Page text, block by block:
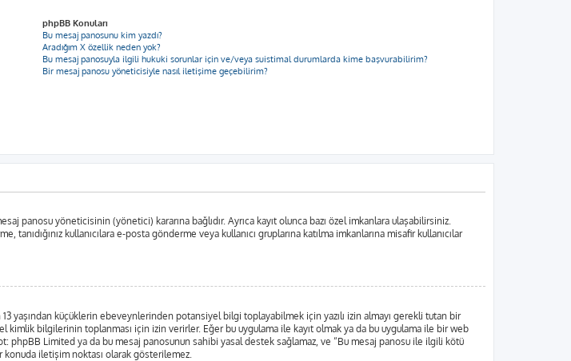
phpBB Konuları
Bu mesaj panosunu kim yazdı?
Aradığım X özellik neden yok?
Bu mesaj panosuyla ilgili hukuki sorunlar için ve/veya suistimal durumlarda kime başvurabilirim?
Bir mesaj panosu yöneticisiyle nasıl iletişime geçebilirim?
panosu yöneticisinin (yönetici) kararına bağlıdır. Ayrıca kayıt olunca bazı özel imkanlara ulaşabilirsiniz.
kullanıcılara e-posta gönderme veya kullanıcı gruplarına katılma imkanlarına misafir kullanıcılar
küçüklerin ebeveynlerinden potansiyel bilgi toplayabilmek için yazılı izin almayı gerekli tutan bir
bilgilerinin toplanması için izin verirler. Eğer bu uygulama ile kayıt olmak ya da bu uygulama ile bir web
Limited ya da bu mesaj panosunun sahibi yasal destek sağlamaz, ve “Bu mesaj panosu ile ilgili kötü
iletişim noktası olarak gösterilemez.